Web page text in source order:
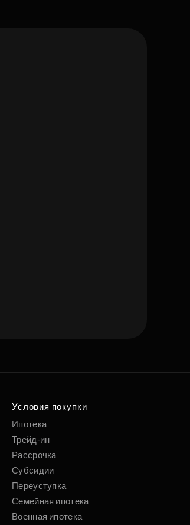
Условия покупки
Ипотека
Трейд-ин
Рассрочка
Субсидии
Переуступка
Семейная ипотека
Военная ипотека